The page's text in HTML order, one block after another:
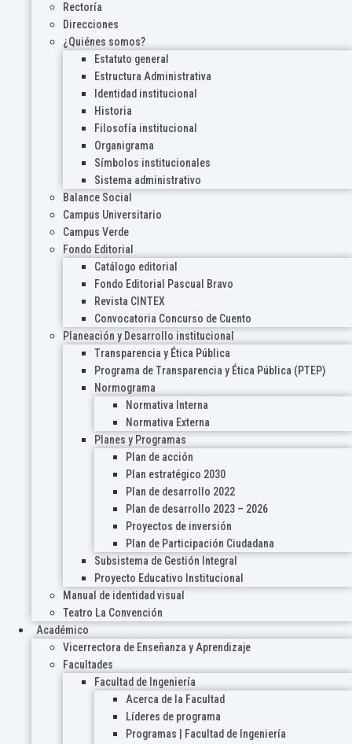
Rectoría
Direcciones
¿Quiénes somos?
Estatuto general
Estructura Administrativa
Identidad institucional
Historia
Filosofía institucional
Organigrama
Símbolos institucionales
Sistema administrativo
Balance Social
Campus Universitario
Campus Verde
Fondo Editorial
Catálogo editorial
Fondo Editorial Pascual Bravo
Revista CINTEX
Convocatoria Concurso de Cuento
Planeación y Desarrollo institucional
Transparencia y Ética Pública
Programa de Transparencia y Ética Pública (PTEP)
Normograma
Normativa Interna
Normativa Externa
Planes y Programas
Plan de acción
Plan estratégico 2030
Plan de desarrollo 2022
Plan de desarrollo 2023 – 2026
Proyectos de inversión
Plan de Participación Ciudadana
Subsistema de Gestión Integral
Proyecto Educativo Institucional
Manual de identidad visual
Teatro La Convención
Académico
Vicerrectora de Enseñanza y Aprendizaje
Facultades
Facultad de Ingeniería
Acerca de la Facultad
Líderes de programa
Programas | Facultad de Ingeniería